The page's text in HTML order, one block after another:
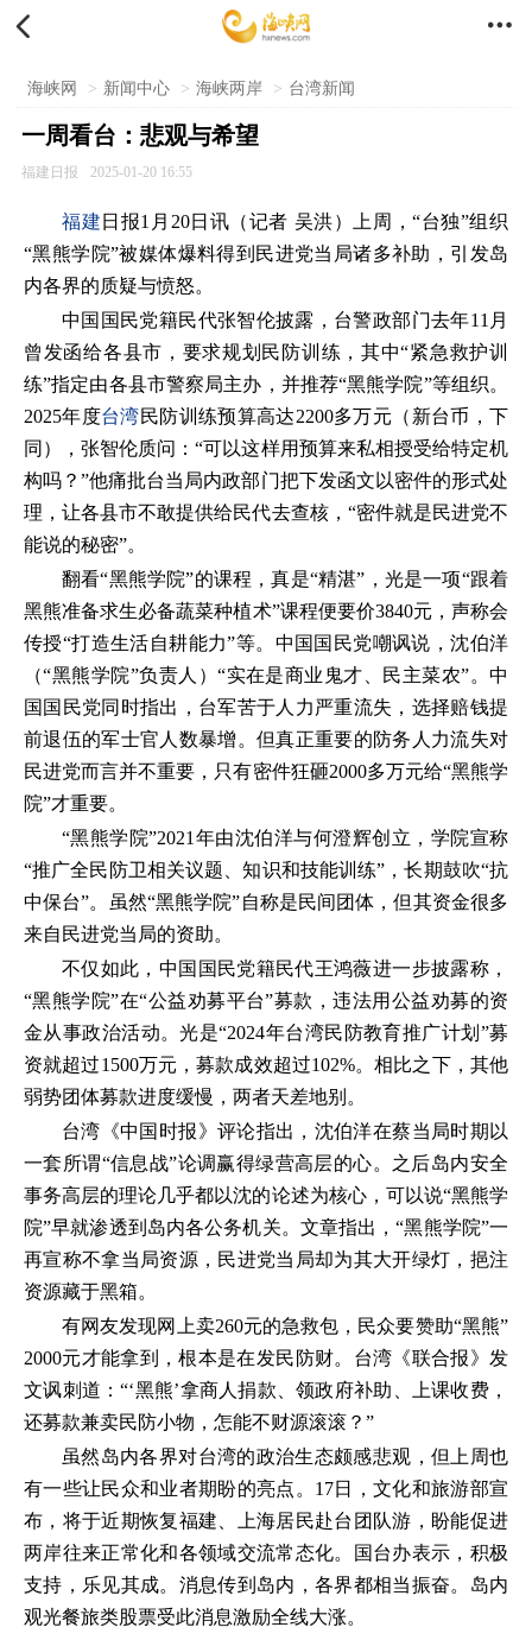
 
海峡网 > 新闻中心 > 海峡两岸 > 台湾新闻
一周看台：悲观与希望
福建日报 2025-01-20 16:55
福建 日报1月20日讯（记者 吴洪）上周，“台独”组织
“黑熊学院”被媒体爆料得到民进党当局诸多补助，引发岛
内各界的质疑与愤怒。
中国国民党籍民代张智伦披露，台警政部门去年11月
曾发函给各县市，要求规划民防训练，其中“紧急救护训
练”指定由各县市警察局主办，并推荐“黑熊学院”等组织。
2025年度台湾民防训练预算高达2200多万元（新台币，下
同），张智伦质问：“可以这样用预算来私相授受给特定机
构吗？”他痛批台当局内政部门把下发函文以密件的形式处
理，让各县市不敢提供给民代去查核，“密件就是民进党不
能说的秘密”。
翻看“黑熊学院”的课程，真是“精湛”，光是一项“跟着
黑熊准备求生必备蔬菜种植术”课程便要价3840元，声称会
传授“打造生活自耕能力”等。中国国民党嘲讽说，沈伯洋
（“黑熊学院”负责人）“实在是商业鬼才、民主菜农”。中
国国民党同时指出，台军苦于人力严重流失，选择赔钱提
前退伍的军士官人数暴增。但真正重要的防务人力流失对
民进党而言并不重要，只有密件狂砸2000多万元给“黑熊学
院”才重要。
“黑熊学院”2021年由沈伯洋与何澄辉创立，学院宣称
“推广全民防卫相关议题、知识和技能训练”，长期鼓吹“抗
中保台”。虽然“黑熊学院”自称是民间团体，但其资金很多
来自民进党当局的资助。
不仅如此，中国国民党籍民代王鸿薇进一步披露称，
“黑熊学院”在“公益劝募平台”募款，违法用公益劝募的资
金从事政治活动。光是“2024年台湾民防教育推广计划”募
资就超过1500万元，募款成效超过102%。相比之下，其他
弱势团体募款进度缓慢，两者天差地别。
台湾《中国时报》评论指出，沈伯洋在蔡当局时期以
一套所谓“信息战”论调赢得绿营高层的心。之后岛内安全
事务高层的理论几乎都以沈的论述为核心，可以说“黑熊学
院”早就渗透到岛内各公务机关。文章指出，“黑熊学院”一
再宣称不拿当局资源，民进党当局却为其大开绿灯，挹注
资源藏于黑箱。
有网友发现网上卖260元的急救包，民众要赞助“黑熊”
2000元才能拿到，根本是在发民防财。台湾《联合报》发
文讽刺道：“‘黑熊’拿商人捐款、领政府补助、上课收费，
还募款兼卖民防小物，怎能不财源滚滚？”
虽然岛内各界对台湾的政治生态颇感悲观，但上周也
有一些让民众和业者期盼的亮点。17日，文化和旅游部宣
布，将于近期恢复福建、上海居民赴台团队游，盼能促进
两岸往来正常化和各领域交流常态化。国台办表示，积极
支持，乐见其成。消息传到岛内，各界都相当振奋。岛内
观光餐旅类股票受此消息激励全线大涨。